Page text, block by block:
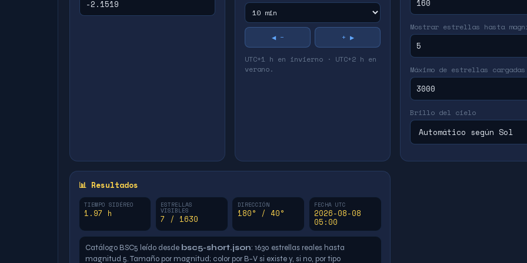
◀ − + ▶
UTC+1 h en invierno · UTC+2 h en
verano.
Mostrar estrellas hasta
Máximo de estrellas cargadas
Brillo del cielo
📊 Resultados
TIEMPO SIDÉREO
1.97 h
ESTRELLAS
VISIBLES
7 / 1630
DIRECCIÓN
180° / 40°
FECHA UTC
2026-08-08
05:00
Catálogo BSC5 leído desde bsc5-short.json: 1630 estrellas reales hasta
magnitud 5. Tamaño por magnitud; color por B−V si existe y, si no, por tipo